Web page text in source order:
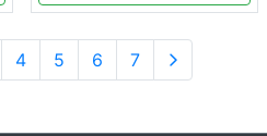
4 5 6 7